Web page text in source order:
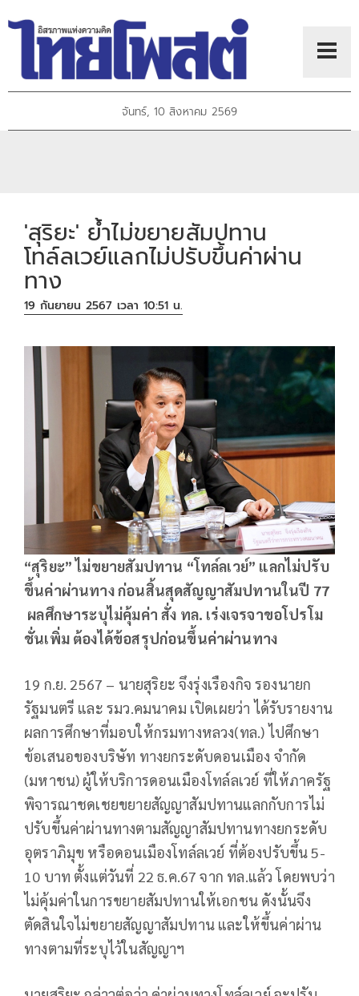
จันทร์, 10 สิงหาคม 2569
'สุริยะ' ย้ำไม่ขยายสัมปทาน
โทล์ลเวย์แลกไม่ปรับขึ้นค่าผ่าน
ทาง
19 กันยายน 2567 เวลา 10:51 น.
“สุริยะ” ไม่ขยายสัมปทาน “โทล์ลเวย์” แลกไม่ปรับ
ขึ้นค่าผ่านทาง ก่อนสิ้นสุดสัญญาสัมปทานในปี 77
ผลศึกษาระบุไม่คุ้มค่า สั่ง ทล. เร่งเจรจาขอโปรโม
ชั่นเพิ่ม ต้องได้ข้อสรุปก่อนขึ้นค่าผ่านทาง
19 ก.ย. 2567 – นายสุริยะ จึงรุ่งเรืองกิจ รองนายก
รัฐมนตรี และ รมว.คมนาคม เปิดเผยว่า ได้รับรายงาน
ผลการศึกษาที่มอบให้กรมทางหลวง(ทล.) ไปศึกษา
ข้อเสนอของบริษัท ทางยกระดับดอนเมือง จำกัด
(มหาชน) ผู้ให้บริการดอนเมืองโทล์ลเวย์ ที่ให้ภาครัฐ
พิจารณาชดเชยขยายสัญญาสัมปทานแลกกับการไม่
ปรับขึ้นค่าผ่านทางตามสัญญาสัมปทานทางยกระดับ
อุตราภิมุข หรือดอนเมืองโทล์ลเวย์ ที่ต้องปรับขึ้น 5-
10 บาท ตั้งแต่วันที่ 22 ธ.ค.67 จาก ทล.แล้ว โดยพบว่า
ไม่คุ้มค่าในการขยายสัมปทานให้เอกชน ดังนั้นจึง
ตัดสินใจไม่ขยายสัญญาสัมปทาน และให้ขึ้นค่าผ่าน
ทางตามที่ระบุไว้ในสัญญาฯ